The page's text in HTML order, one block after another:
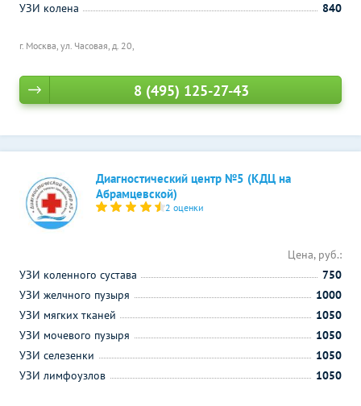
г. Москва, ул. Часовая, д. 20,
УЗИ колена
840
8 (495) 125-27-43
Диагностический центр №5 (КДЦ на
Абрамцевской)
2 оценки
Цена, руб.:
УЗИ коленного сустава
750
УЗИ желчного пузыря
1000
УЗИ мягких тканей
1050
УЗИ мочевого пузыря
1050
УЗИ селезенки
1050
УЗИ лимфоузлов
1050